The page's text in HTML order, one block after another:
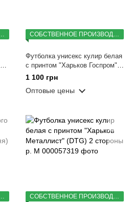
Футболка унисекс кулир белая
с принтом "Харьков Госпром"
(DTG) 2 стороны р. M
1 100 грн
Оптовые цены